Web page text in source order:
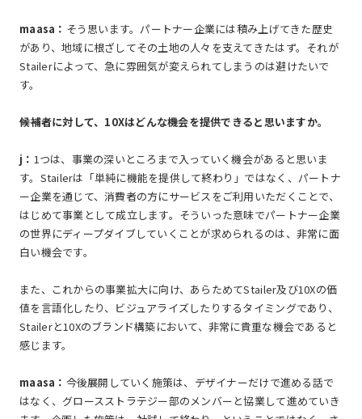
maasa： そう思います。パートナー企業には積み上げてきた歴史
があり、地域に根ざしてその土地の人々を支えてきたはず。それが
Stailerによって、急に雰囲気が変えられてしまうのは避けたいで
す。
――候補者に対して、10Xはどんな機会を提供できると思いますか。
j： 1つは、事業の深いところまで入っていく機会があると思いま
す。Stailerは「単純に機能を提供して終わり」ではなく、パートナ
ー企業を通じて、消費者の方にサービスをご利用いただくことで、
はじめて事業として成立します。そういった意味でパートナー企業
の世界にディープダイブしていくことが求められるのは、非常に面
白い機会です。
また、これからの事業拡大に向け、あらためてStailer及び10Xの価
値を言語化したり、ビジュアライズしたりするタイミングであり、
Stailerと10Xのブランド構築において、非常に貴重な機会であると
感じます。
maasa： 今後展開していく施策は、デザイナーだけで進める話で
はなく、グロースストラテジー部のメンバーと協業して進めていき